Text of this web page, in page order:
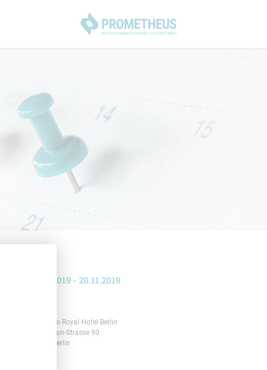
19.11.2019 - 20.11.2019
Leonardo Royal Hotel Berlin
Otto-Braun-Strasse 90
10249 Berlin